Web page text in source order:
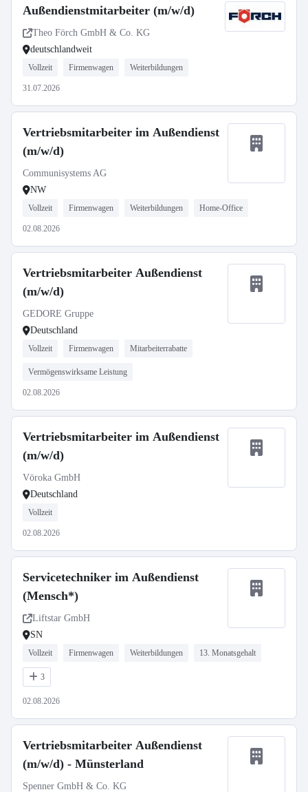
Außendienstmitarbeiter (m/w/d)
Theo Förch GmbH & Co. KG
deutschlandweit
Vollzeit Firmenwagen Weiterbildungen
31.07.2026
Vertriebsmitarbeiter im Außendienst
(m/w/d)
Communisystems AG
NW
Vollzeit Firmenwagen Weiterbildungen Home-Office
02.08.2026
Vertriebsmitarbeiter Außendienst
(m/w/d)
GEDORE Gruppe
Deutschland
Vollzeit Firmenwagen Mitarbeiterrabatte
Vermögenswirksame Leistung
02.08.2026
Vertriebsmitarbeiter im Außendienst
(m/w/d)
Vöroka GmbH
Deutschland
Vollzeit
02.08.2026
Servicetechniker im Außendienst
(Mensch*)
Liftstar GmbH
SN
Vollzeit Firmenwagen Weiterbildungen 13. Monatsgehalt
3
02.08.2026
Vertriebsmitarbeiter Außendienst
(m/w/d) - Münsterland
Spenner GmbH & Co. KG